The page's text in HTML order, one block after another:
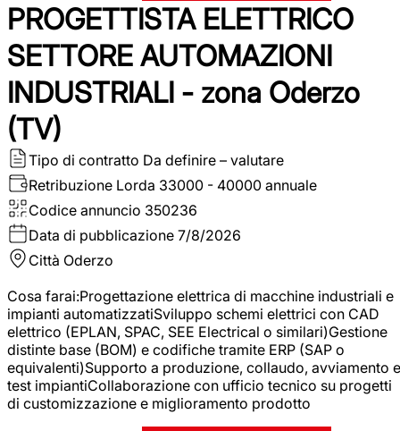
PROGETTISTA ELETTRICO
SETTORE AUTOMAZIONI
INDUSTRIALI - zona Oderzo
(TV)
Tipo di contratto Da definire – valutare
Retribuzione Lorda 33000 - 40000 annuale
Codice annuncio 350236
Data di pubblicazione 7/8/2026
Città Oderzo
Cosa farai:Progettazione elettrica di macchine industriali e
impianti automatizzatiSviluppo schemi elettrici con CAD
elettrico (EPLAN, SPAC, SEE Electrical o similari)Gestione
distinte base (BOM) e codifiche tramite ERP (SAP o
equivalenti)Supporto a produzione, collaudo, avviamento e
test impiantiCollaborazione con ufficio tecnico su progetti
di customizzazione e miglioramento prodotto